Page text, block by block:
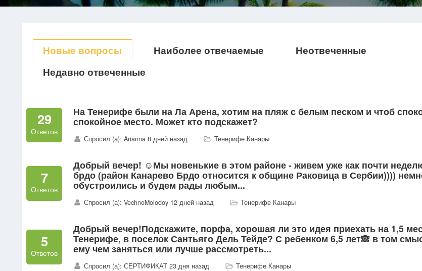
Новые вопросы Наиболее отвечаемые
Неотвеченные
Недавно отвеченные
29
Ответов
На Тенерифе были на Ла Арена, хотим на пляж с белым песком и чтоб
спокойное место. Может кто подскажет?
Спросил (а): Arianna 8 дней назад Тенерифе Канары
7
Ответов
Добрый вечер! ☺️Мы новенькие в этом районе - живем уже как почти
брдо (район Канарево Брдо относится к общине Раковица в Сербии))))
обустроились и будем рады любым...
Спросил (а): VechnoMolodoy 12 дней назад Тенерифе Канары
5
Ответов
Добрый вечер!Подскажите, порфа, хорошая ли это идея приехать на 1,5
Тенерифе, в поселок Сантьяго Дель Тейде? С ребенком 6,5 лет🙈 в том
ему чем заняться или лучше рассмотреть...
Спросил (а): СЕРТИФИКАТ 23 дня назад Тенерифе Канары